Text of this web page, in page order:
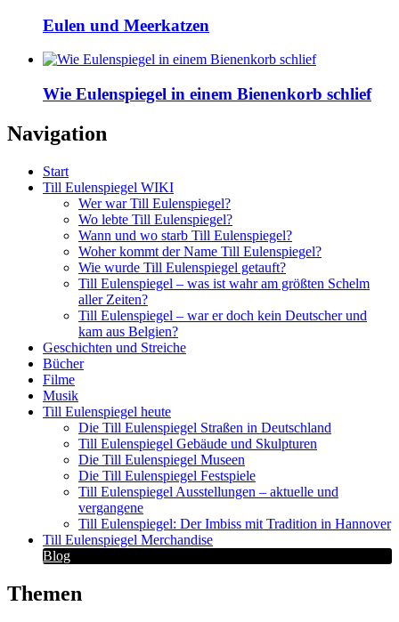
Eulen und Meerkatzen
Wie Eulenspiegel in einem Bienenkorb schlief
Navigation
Start
Till Eulenspiegel WIKI
Wer war Till Eulenspiegel?
Wo lebte Till Eulenspiegel?
Wann und wo starb Till Eulenspiegel?
Woher kommt der Name Till Eulenspiegel?
Wie wurde Till Eulenspiegel getauft?
Till Eulenspiegel – was ist wahr am größten Schelm
aller Zeiten?
Till Eulenspiegel – war er doch kein Deutscher und
kam aus Belgien?
Geschichten und Streiche
Bücher
Filme
Musik
Till Eulenspiegel heute
Die Till Eulenspiegel Straßen in Deutschland
Till Eulenspiegel Gebäude und Skulpturen
Die Till Eulenspiegel Museen
Die Till Eulenspiegel Festspiele
Till Eulenspiegel Ausstellungen – aktuelle und
vergangene
Till Eulenspiegel: Der Imbiss mit Tradition in Hannover
Till Eulenspiegel Merchandise
Blog
Themen